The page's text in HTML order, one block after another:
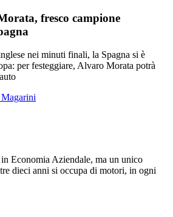
fresco campione
nei minuti finali, la Spagna si è
per festeggiare, Alvaro Morata potrà
Economia Aziendale, ma un unico
dieci anni si occupa di motori, in ogni